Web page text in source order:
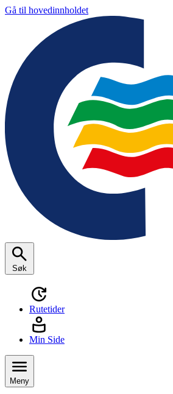
Gå til hovedinnholdet
Søk
Rutetider
Min Side
Meny